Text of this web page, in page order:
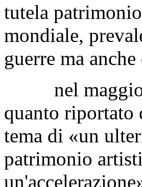
con quel
mettere in
dell'arte,
tutela
mondiale,
guerre ma
nel maggio
quanto riportato